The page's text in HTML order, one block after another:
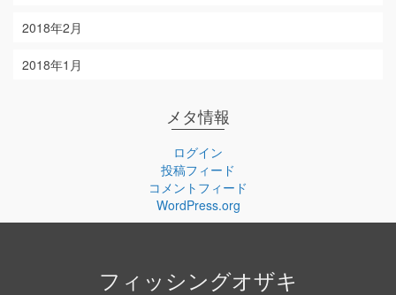
2018年2月
2018年1月
メタ情報
ログイン
投稿フィード
コメントフィード
WordPress.org
フィッシングオザキ